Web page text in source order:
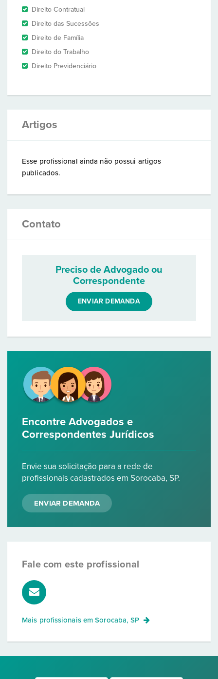
Direito Contratual
Direito das Sucessões
Direito de Família
Direito do Trabalho
Direito Previdenciário
Artigos
Esse profissional ainda não possui artigos
publicados.
Contato
Preciso de Advogado ou
Correspondente
ENVIAR DEMANDA
Encontre Advogados e
Correspondentes Jurídicos
Envie sua solicitação para a rede de
profissionais cadastrados em Sorocaba, SP.
ENVIAR DEMANDA
Fale com este profissional
Mais profissionais emSorocaba, SP